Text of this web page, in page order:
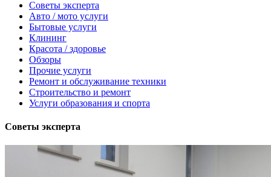
Советы эксперта
Авто / мото услуги
Бытовые услуги
Клининг
Красота / здоровье
Обзоры
Прочие услуги
Ремонт и обслуживание техники
Строительство и ремонт
Услуги образования и спорта
Советы эксперта